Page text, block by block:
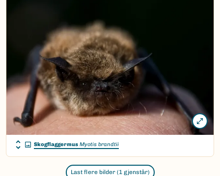
Skogflaggermus Myotis brandtii
Last flere bilder (1 gjenstår)